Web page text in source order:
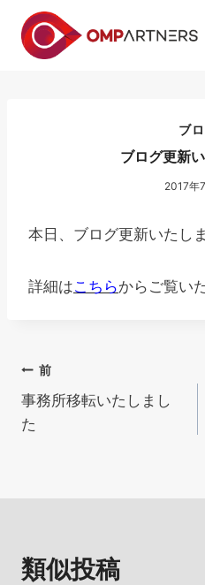
ブ
ブログ更新
2017年
本日、ブログ更新いたし
詳細はこちらからご覧い
投
稿
ー
前
事務所移転いたしまし
た
類似投稿